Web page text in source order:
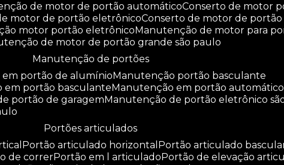
de motor de portão automático conserto de motor
motor de portão eletrônico conserto de motor de portão
motor portão eletrônico
manutenção de motor para
de motor de portão grande são paulo
manutenção de portões
em portão de alumínio
manutenção portão basculante
em portão basculante manutenção em portão automático
portão de garagem
manutenção de portão eletrônico
portões articulados
portão articulado horizontal
portão articulado
de correr portão em l articulado
portão de elevação